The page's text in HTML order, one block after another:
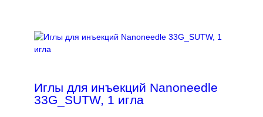
Иглы для инъекций Nanoneedle
33G_SUTW, 1 игла